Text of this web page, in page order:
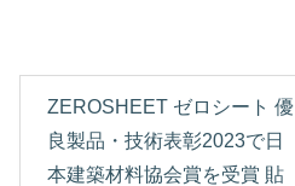
ZEROSHEET ゼロシート 優
良製品・技術表彰2023で日
本建築材料協会賞を受賞 貼